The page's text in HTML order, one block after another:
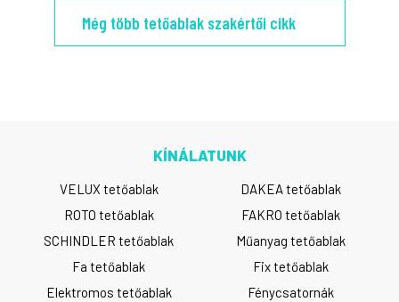
Még több tetőablak szakértői cikk
KÍNÁLATUNK
VELUX tetőablak
DAKEA tetőablak
ROTO tetőablak
FAKRO tetőablak
SCHINDLER tetőablak
Műanyag tetőablak
Fa tetőablak
Fix tetőablak
Elektromos tetőablak
Fénycsatornák